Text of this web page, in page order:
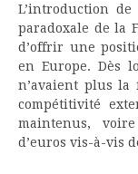
L’introduction
paradoxale de la
d’offrir une
en Europe. Dès
n’avaient plus
compétitivité
maintenus,
d’euros vis-à-vis